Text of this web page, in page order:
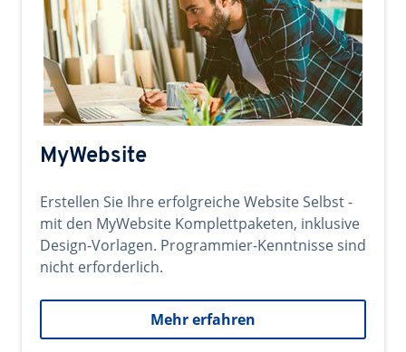
MyWebsite
Erstellen Sie Ihre erfolgreiche Website Selbst -
mit den MyWebsite Komplettpaketen, inklusive
Design-Vorlagen. Programmier-Kenntnisse sind
nicht erforderlich.
Mehr erfahren